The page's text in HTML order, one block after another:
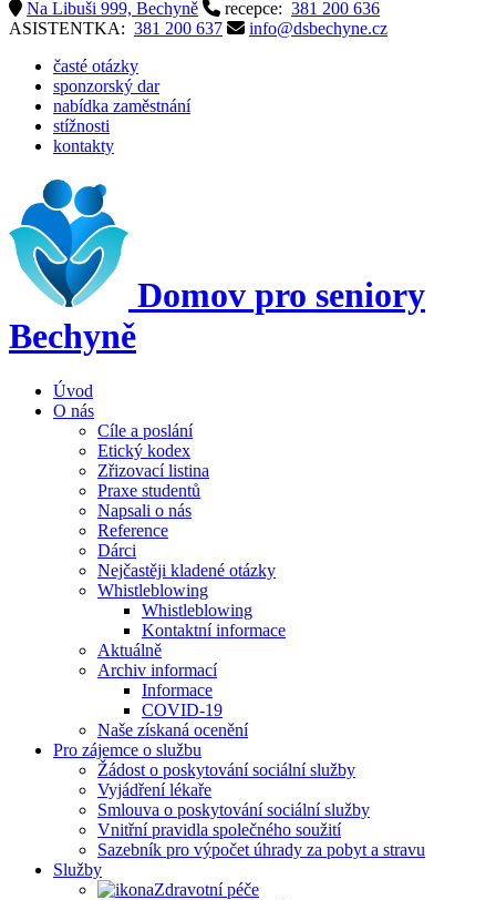
Na Libuši 999, Bechyně recepce: 381 200 636
ASISTENTKA: 381 200 637
info@dsbechyne.cz
časté otázky
sponzorský dar
nabídka zaměstnání
stížnosti
kontakty
Domov pro seniory
Bechyně
Úvod
O nás
Cíle a poslání
Etický kodex
Zřizovací listina
Praxe studentů
Napsali o nás
Reference
Dárci
Nejčastěji kladené otázky
Whistleblowing
Whistleblowing
Kontaktní informace
Aktuálně
Archiv informací
Informace
COVID-19
Naše získaná ocenění
Pro zájemce o službu
Žádost o poskytování sociální služby
Vyjádření lékaře
Smlouva o poskytování sociální služby
Vnitřní pravidla společného soužití
Sazebník pro výpočet úhrady za pobyt a stravu
Služby
Zdravotní péče